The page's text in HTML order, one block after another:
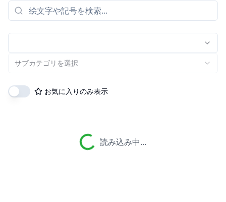
サブカテゴリを選択
お気に入りのみ表示
読み込み中...